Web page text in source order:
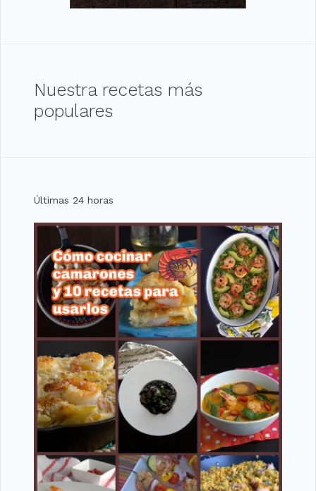
Nuestra recetas más
populares
Últimas 24 horas